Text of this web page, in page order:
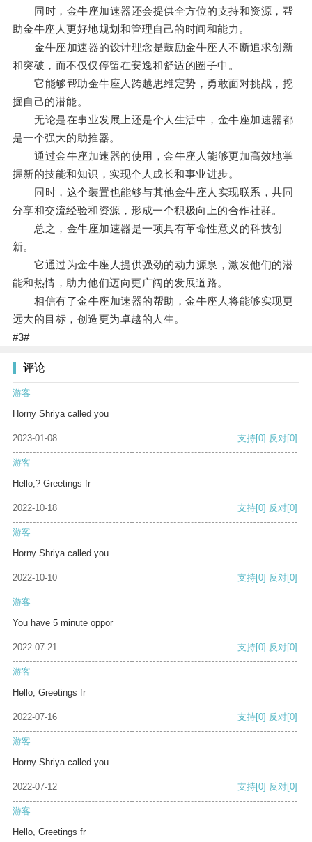
同时，金牛座加速器还会提供全方位的支持和资源，帮
助金牛座人更好地规划和管理自己的时间和能力。
金牛座加速器的设计理念是鼓励金牛座人不断追求创新
和突破，而不仅仅停留在安逸和舒适的圈子中。
它能够帮助金牛座人跨越思维定势，勇敢面对挑战，挖
掘自己的潜能。
无论是在事业发展上还是个人生活中，金牛座加速器都
是一个强大的助推器。
通过金牛座加速器的使用，金牛座人能够更加高效地掌
握新的技能和知识，实现个人成长和事业进步。
同时，这个装置也能够与其他金牛座人实现联系，共同
分享和交流经验和资源，形成一个积极向上的合作社群。
总之，金牛座加速器是一项具有革命性意义的科技创
新。
它通过为金牛座人提供强劲的动力源泉，激发他们的潜
能和热情，助力他们迈向更广阔的发展道路。
相信有了金牛座加速器的帮助，金牛座人将能够实现更
远大的目标，创造更为卓越的人生。
#3#
评论
游客
Horny Shriya called you
2023-01-08 支持[0] 反对[0]
游客
Hello,? Greetings fr
2022-10-18 支持[0] 反对[0]
游客
Horny Shriya called you
2022-10-10 支持[0] 反对[0]
游客
You have 5 minute oppor
2022-07-21 支持[0] 反对[0]
游客
Hello, Greetings fr
2022-07-16 支持[0] 反对[0]
游客
Horny Shriya called you
2022-07-12 支持[0] 反对[0]
游客
Hello, Greetings fr